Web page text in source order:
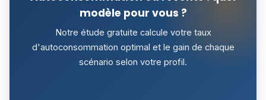
modèle pour vous ?
Notre étude gratuite calcule votre taux
d'autoconsommation optimal et le gain de chaque
scénario selon votre profil.